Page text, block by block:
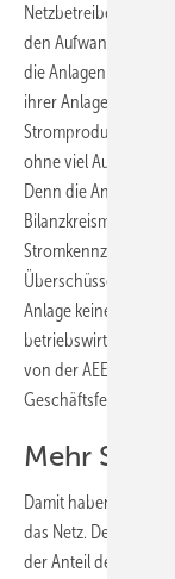
Netzbetreiber nicht
den Aufwand, der bei
die Anlagenbetreiber
ihrer Anlage
Stromproduktion
ohne viel Aufwand
Denn die
Stromkennzeichnung
Überschüssen sowie
Anlage keinen Strom
von der AEE.
Geschäftsfeld
Mehr
Damit haben die
das Netz. Dessen
der Anteil des